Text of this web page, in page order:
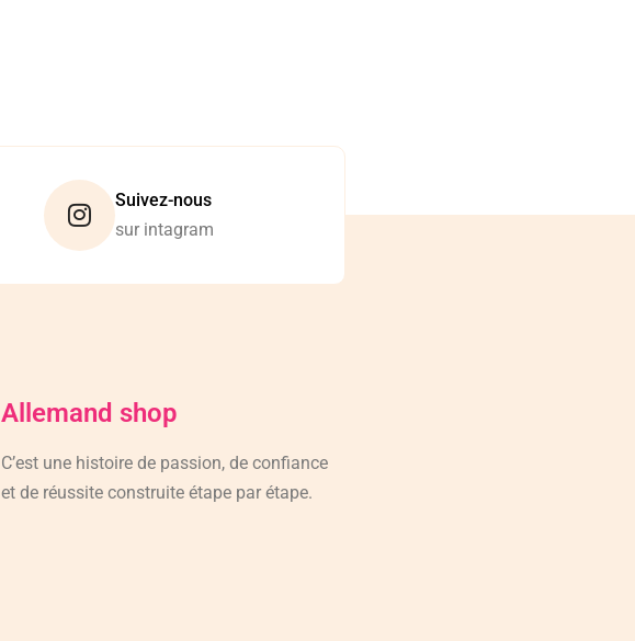
Suivez-nous
sur intagram
Allemand shop
C’est une histoire de passion, de confiance
et de réussite construite étape par étape.